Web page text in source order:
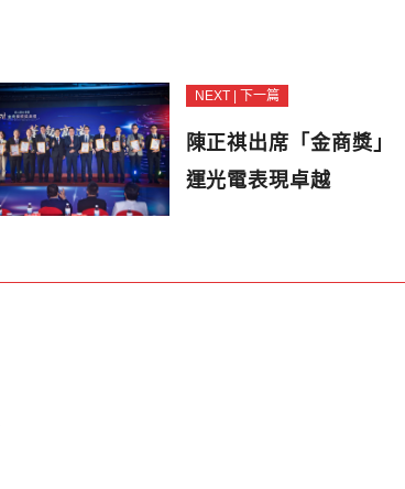
NEXT | 下一篇
陳正祺出席「金商獎
運光電表現卓越